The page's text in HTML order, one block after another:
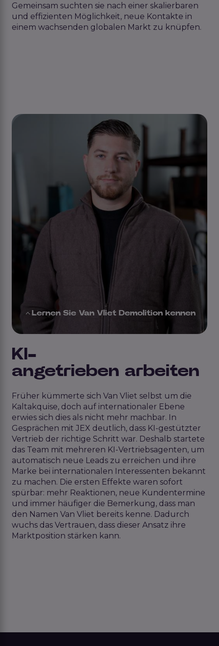
Gemeinsam suchten sie nach einer skalierbaren
und effizienten Möglichkeit, neue Kontakte in
einem wachsenden globalen Markt zu knüpfen.
Lernen Sie Van Vliet Demolition kennen
KI-
angetrieben arbeiten
Früher kümmerte sich Van Vliet selbst um die
Kaltakquise, doch auf internationaler Ebene
erwies sich dies als nicht mehr machbar. In
Gesprächen mit JEX deutlich, dass KI-gestützter
Vertrieb der richtige Schritt war. Deshalb startete
das Team mit mehreren KI-Vertriebsagenten, um
automatisch neue Leads zu erreichen und ihre
Marke bei internationalen Interessenten bekannt
zu machen. Die ersten Effekte waren sofort
spürbar: mehr Reaktionen, neue Kundentermine
und immer häufiger die Bemerkung, dass man
den Namen Van Vliet bereits kenne. Dadurch
wuchs das Vertrauen, dass dieser Ansatz ihre
Marktposition stärken kann.